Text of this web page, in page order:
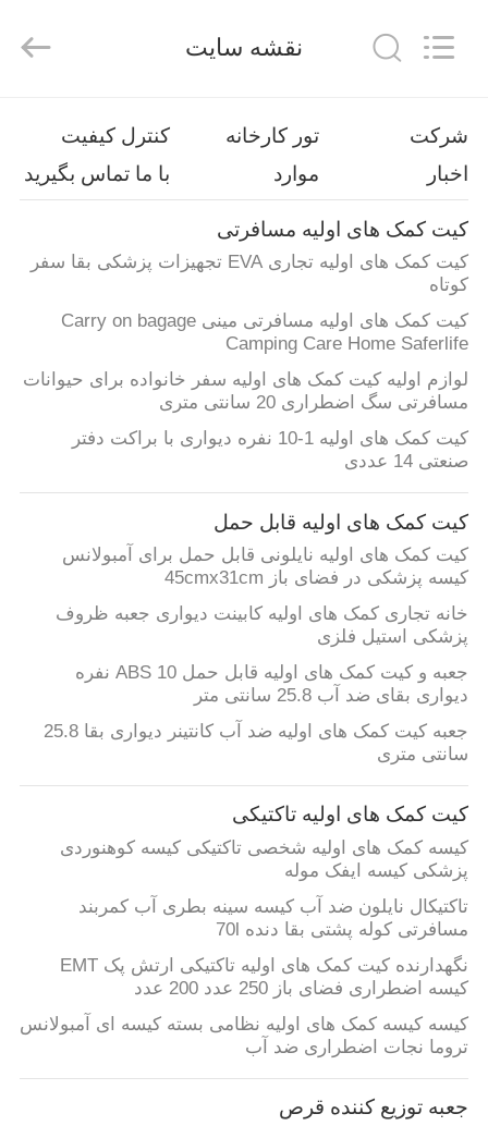
محصولات
درباره
ما
تور
کارخانه
کنترل
کیفیت
ما
تماس
بگیرید
اخبار
پرونده
ها
درخواست
نقل قول
نقشه
سایت
Products
نقشه سایت
شرکت تور کارخانه
کنترل کیفیت
اخبار
موارد با ما تماس بگیرید
کیت کمک های اولیه مسافرتی
کیت کمک های اولیه تجاری EVA تجهیزات پزشکی بقا سفر
کوتاه
کیت کمک های اولیه مسافرتی مینی Carry on bagage
Camping Care Home Saferlife
لوازم اولیه کیت کمک های اولیه سفر خانواده برای حیوانات
مسافرتی سگ اضطراری 20 سانتی متری
کیت کمک های اولیه 1-10 نفره دیواری با براکت دفتر
صنعتی 14 عددی
کیت کمک های اولیه قابل حمل
کیت کمک های اولیه نایلونی قابل حمل برای آمبولانس
کیسه پزشکی در فضای باز 45cmx31cm
خانه تجاری کمک های اولیه کابینت دیواری جعبه ظروف
پزشکی استیل فلزی
جعبه و کیت کمک های اولیه قابل حمل ABS 10 نفره
دیواری بقای ضد آب 25.8 سانتی متر
جعبه کیت کمک های اولیه ضد آب کانتینر دیواری بقا 25.8
سانتی متری
کیت کمک های اولیه تاکتیکی
کیسه کمک های اولیه شخصی تاکتیکی کیسه کوهنوردی
پزشکی کیسه ایفک موله
تاکتیکال نایلون ضد آب کیسه سینه بطری آب کمربند
مسافرتی کوله پشتی بقا دنده 70l
نگهدارنده کیت کمک های اولیه تاکتیکی ارتش پک EMT
کیسه اضطراری فضای باز 250 عدد 200 عدد
کیسه کیسه کمک های اولیه نظامی بسته کیسه ای آمبولانس
تروما نجات اضطراری ضد آب
جعبه توزیع کننده قرص